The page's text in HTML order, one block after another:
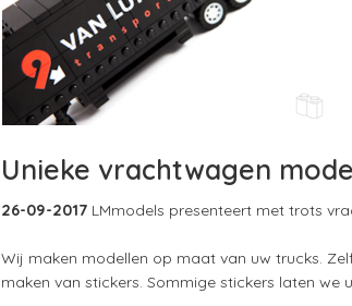
Unieke vrachtwagen
26-09-2017 LMmodels presenteert met trots
Wij maken modellen op maat van uw trucks.
maken van stickers. Sommige stickers laten we